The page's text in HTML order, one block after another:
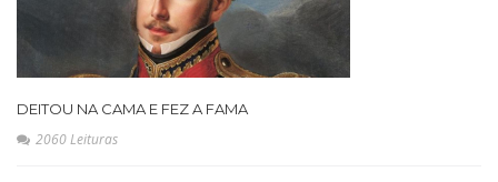
DEITOU NA CAMA E FEZ A FAMA
2060 Leituras